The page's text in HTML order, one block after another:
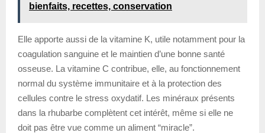
bienfaits, recettes, conservation
Elle apporte aussi de la vitamine K, utile notamment pour la
coagulation sanguine et le maintien d’une bonne santé
osseuse. La vitamine C contribue, elle, au fonctionnement
normal du système immunitaire et à la protection des
cellules contre le stress oxydatif. Les minéraux présents
dans la rhubarbe complètent cet intérêt, même si elle ne
doit pas être vue comme un aliment “miracle”.